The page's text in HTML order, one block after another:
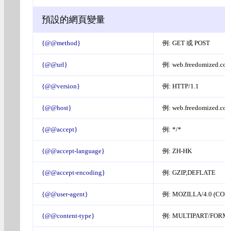
預設的網頁變量
{@@method} 例: GET 或 POST
{@@url} 例:
{@@version} 例: HTTP/1.1
{@@host} 例:
{@@accept} 例: */*
{@@accept-language} 例: ZH-HK
{@@accept-encoding} 例: GZIP,DEFLATE
{@@user-agent} 例: MOZILLA/4.0
{@@content-type} 例: MULTIPART/